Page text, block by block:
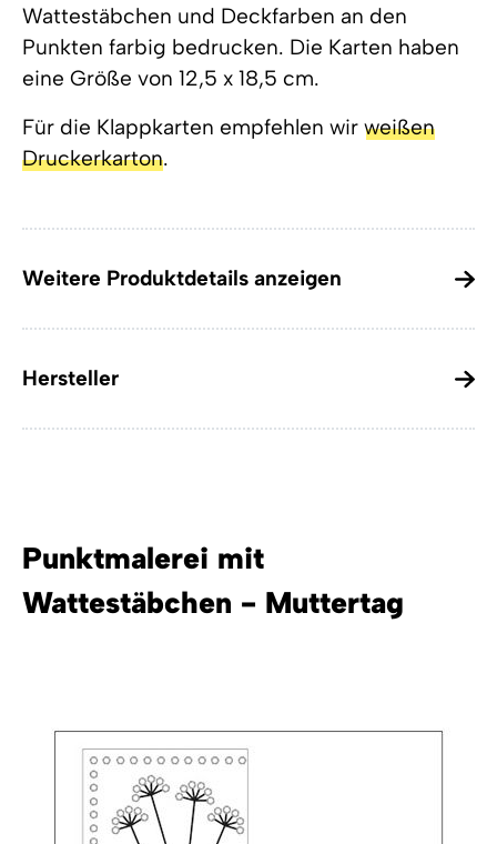
Wattestäbchen und Deckfarben an den
Punkten farbig bedrucken. Die Karten haben
eine Größe von 12,5 x 18,5 cm.
Für die Klappkarten empfehlen wir weißen
Druckerkarton.
Weitere Produktdetails anzeigen
Hersteller
Punktmalerei mit
Wattestäbchen - Muttertag